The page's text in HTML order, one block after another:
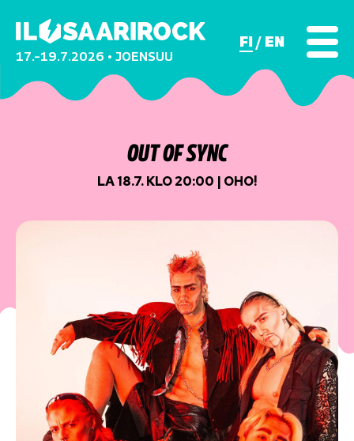
17.–19.7.2026 • JOENSUU
FI EN
OUT OF SYNC
LA 18.7. KLO 20:00 | OHO!